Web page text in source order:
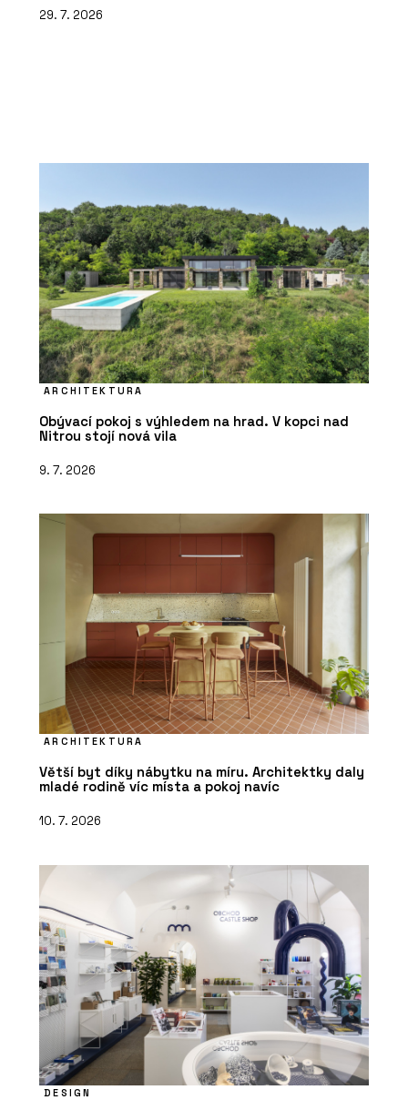
29. 7. 2026
ARCHITEKTURA
Obývací pokoj s výhledem na hrad. V kopci nad
Nitrou stojí nová vila
9. 7. 2026
ARCHITEKTURA
Větší byt díky nábytku na míru. Architektky daly
mladé rodině víc místa a pokoj navíc
10. 7. 2026
DESIGN